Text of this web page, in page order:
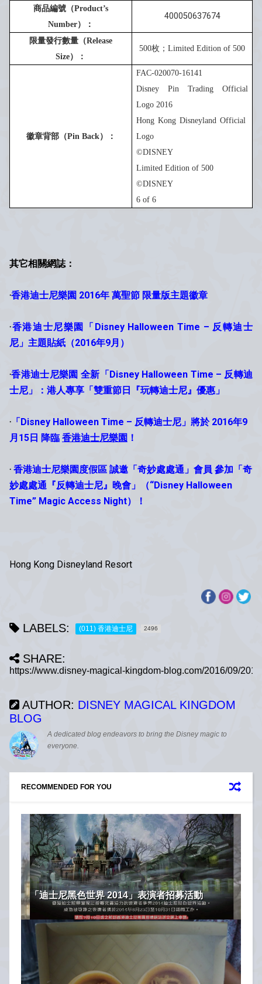
商品編號（Product’s
Number）：
400050637674
限量發行數量（Release
Size）：
500枚； Limited Edition of 500
徽章背部（Pin Back）：
FAC-020070-16141
Disney Pin Trading Official
Logo 2016
Hong Kong Disneyland Official
Logo
©DISNEY
Limited Edition of500
©DISNEY
6 of 6
其它相關網誌：
‧香港迪士尼樂園 2016年 萬聖節 限量版主題徽章
‧香港迪士尼樂園「Disney Halloween Time – 反轉迪士
尼」主題貼紙（2016年9月）
‧香港迪士尼樂園 全新「Disney Halloween Time – 反轉迪
士尼」：港人專享「雙重節日『玩轉迪士尼』優惠」
‧ 「Disney Halloween Time – 反轉迪士尼」將於 2016年9
月15日 降臨 香港迪士尼樂園 ！
‧ 香港迪士尼樂園度假區 誠邀「奇妙處處通」會員 參加「奇
妙處處通『反轉迪士尼』晚會」（“Disney Halloween
Time” Magic Access Night）！
Hong Kong Disneyland Resort
LABELS: (011) 香港迪士尼 2496
SHARE:
AUTHOR: DISNEY MAGICAL KINGDOM
BLOG
A dedicated blog endeavors to bring the Disney magic to
everyone.
RECOMMENDED FOR YOU
「迪士尼黑色世界 2014」表演者招募活動